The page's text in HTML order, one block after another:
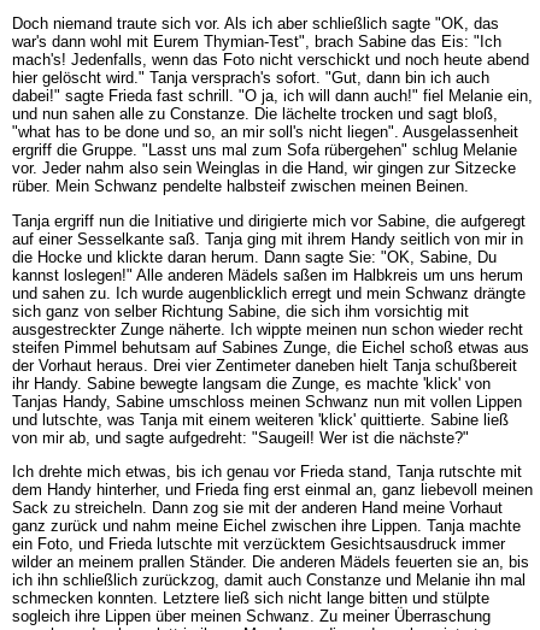
Doch niemand traute sich vor. Als ich aber schließlich sagte "OK, das
war's dann wohl mit Eurem Thymian-Test", brach Sabine das Eis: "Ich
mach's! Jedenfalls, wenn das Foto nicht verschickt und noch heute abend
hier gelöscht wird." Tanja versprach's sofort. "Gut, dann bin ich auch
dabei!" sagte Frieda fast schrill. "O ja, ich will dann auch!" fiel Melanie ein,
und nun sahen alle zu Constanze. Die lächelte trocken und sagt bloß,
"what has to be done und so, an mir soll's nicht liegen". Ausgelassenheit
ergriff die Gruppe. "Lasst uns mal zum Sofa rübergehen" schlug Melanie
vor. Jeder nahm also sein Weinglas in die Hand, wir gingen zur Sitzecke
rüber. Mein Schwanz pendelte halbsteif zwischen meinen Beinen.
Tanja ergriff nun die Initiative und dirigierte mich vor Sabine, die aufgeregt
auf einer Sesselkante saß. Tanja ging mit ihrem Handy seitlich von mir in
die Hocke und klickte daran herum. Dann sagte Sie: "OK, Sabine, Du
kannst loslegen!" Alle anderen Mädels saßen im Halbkreis um uns herum
und sahen zu. Ich wurde augenblicklich erregt und mein Schwanz drängte
sich ganz von selber Richtung Sabine, die sich ihm vorsichtig mit
ausgestreckter Zunge näherte. Ich wippte meinen nun schon wieder recht
steifen Pimmel behutsam auf Sabines Zunge, die Eichel schoß etwas aus
der Vorhaut heraus. Drei vier Zentimeter daneben hielt Tanja schußbereit
ihr Handy. Sabine bewegte langsam die Zunge, es machte 'klick' von
Tanjas Handy, Sabine umschloss meinen Schwanz nun mit vollen Lippen
und lutschte, was Tanja mit einem weiteren 'klick' quittierte. Sabine ließ
von mir ab, und sagte aufgedreht: "Saugeil! Wer ist die nächste?"
Ich drehte mich etwas, bis ich genau vor Frieda stand, Tanja rutschte mit
dem Handy hinterher, und Frieda fing erst einmal an, ganz liebevoll meinen
Sack zu streicheln. Dann zog sie mit der anderen Hand meine Vorhaut
ganz zurück und nahm meine Eichel zwischen ihre Lippen. Tanja machte
ein Foto, und Frieda lutschte mit verzücktem Gesichtsausdruck immer
wilder an meinem prallen Ständer. Die anderen Mädels feuerten sie an, bis
ich ihn schließlich zurückzog, damit auch Constanze und Melanie ihn mal
schmecken konnten. Letztere ließ sich nicht lange bitten und stülpte
sogleich ihre Lippen über meinen Schwanz. Zu meiner Überraschung